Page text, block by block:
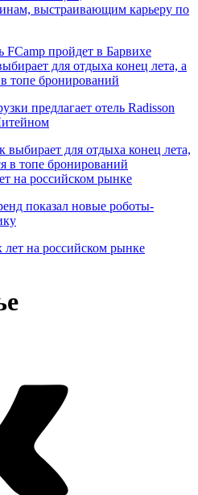
выстраивающим карьеру по
для отдыха конец лета, а
топе бронирований
предлагает отель Radisson
на российском рынке
показал новые роботы-